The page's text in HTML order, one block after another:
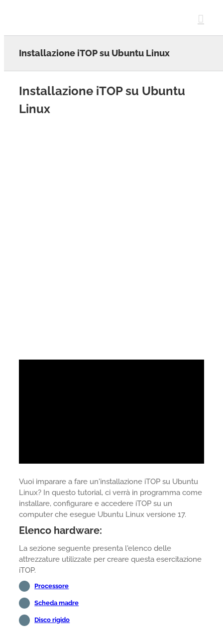
Installazione iTOP su Ubuntu Linux
Installazione iTOP su Ubuntu
Linux
Vuoi imparare a fare un'installazione iTOP su Ubuntu
Linux? In questo tutorial, ci verrà in programma come
installare, configurare e accedere iTOP su un
computer che esegue Ubuntu Linux versione 17.
Elenco hardware:
La sezione seguente presenta l'elenco delle
attrezzature utilizzate per creare questa esercitazione
iTOP.
Processore
Scheda madre
Disco rigido